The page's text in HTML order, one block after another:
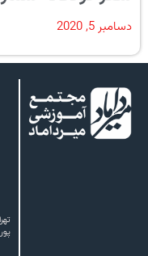
دسامبر 5, 2020